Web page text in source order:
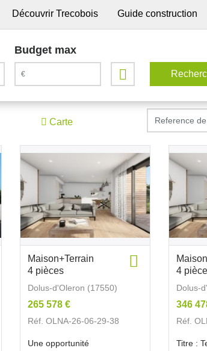
Découvrir Trecobois Guide construction
Budget max
Carte
Maison+Terrain
4 pièces
Dolus-d'Oleron (17550)
265 578 €
Réf. OLNA-26-06-29-38
Une opportunité
4
Dolus-
346
Réf.
Titre :